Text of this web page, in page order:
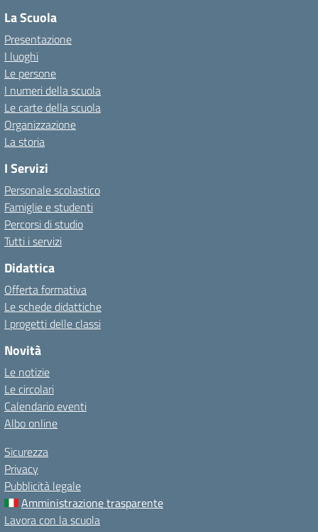
La Scuola
Presentazione
I luoghi
Le persone
I numeri della scuola
Le carte della scuola
Organizzazione
La storia
I Servizi
Personale scolastico
Famiglie e studenti
Percorsi di studio
Tutti i servizi
Didattica
Offerta formativa
Le schede didattiche
I progetti delle classi
Novità
Le notizie
Le circolari
Calendario eventi
Albo online
Sicurezza
Privacy
Pubblicità legale
Amministrazione trasparente
Lavora con la scuola